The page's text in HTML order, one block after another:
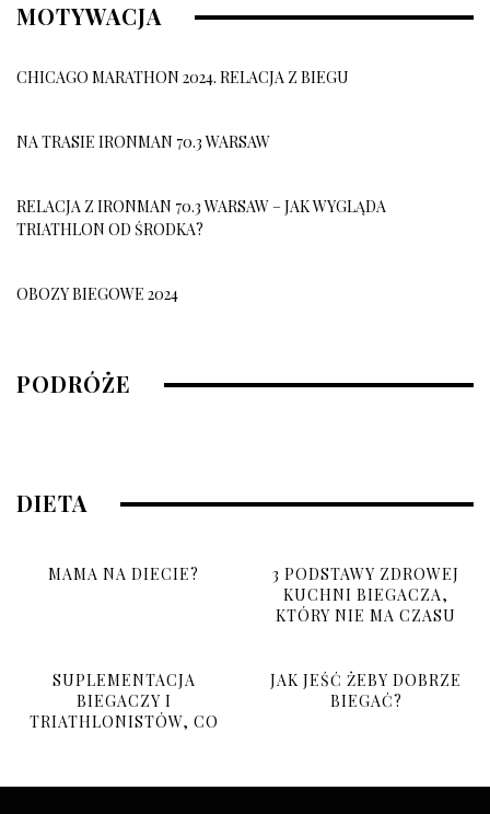
MOTYWACJA
CHICAGO MARATHON 2024. RELACJA Z BIEGU
NA TRASIE IRONMAN 70.3 WARSAW
RELACJA Z IRONMAN 70.3 WARSAW – JAK WYGLĄDA
TRIATHLON OD ŚRODKA?
OBOZY BIEGOWE 2024
PODRÓŻE
DIETA
MAMA NA DIECIE?
3 PODSTAWY ZDROWEJ
KUCHNI BIEGACZA,
KTÓRY NIE MA CZASU
SUPLEMENTACJA
BIEGACZY I
TRIATHLONISTÓW, CO
JAK JEŚĆ ŻEBY DOBRZE
BIEGAĆ?